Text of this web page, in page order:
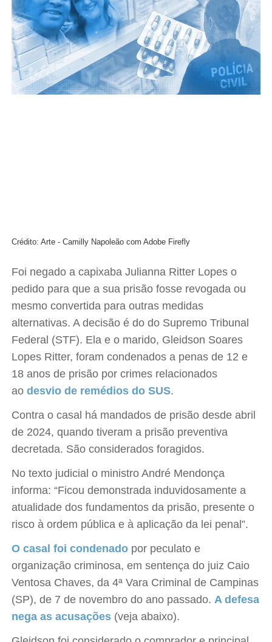
Crédito: Arte - Camilly Napoleão com Adobe Firefly
Foi negado a capixaba Julianna Ritter Lopes o
pedido para que a sua prisão fosse revogada ou
mesmo convertida para outras medidas
alternativas. A decisão é do do Supremo Tribunal
Federal (STF). Ela e o marido, Gleidson Soares
Lopes Ritter, foram condenados a penas de 12 e
18 anos de prisão por crimes relacionados
aodesvio de remédios do SUS.
Contra o casal há mandados de prisão desde abril
de 2024, quando tiveram a prisão preventiva
decretada. São considerados foragidos.
No texto judicial o ministro André Mendonça
informa: “Ficou demonstrada induvidosamente a
atualidade dos fundamentos da prisão, presente o
risco à ordem pública e à aplicação da lei penal”.
O casal foi condenado por peculato e
organização criminosa, em sentença do juiz Caio
Ventosa Chaves, da 4ª Vara Criminal de Campinas
(SP), de 7 de novembro do ano passado.A defesa
nega as acusações (veja abaixo).